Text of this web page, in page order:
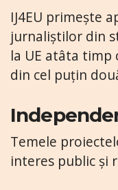
IJ4EU primește
jurnaliștilor din
la UE atâta timp
din cel puțin
Temele
interes public și